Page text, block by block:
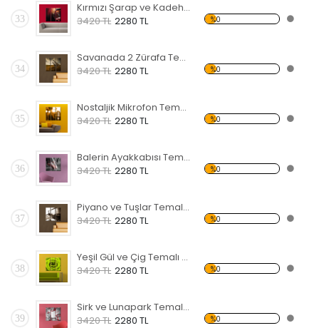
33
Kırmızı Şarap ve Kadeh Temalı Kanvas Tablo
3420 TL 2280 TL %0
34
Savanada 2 Zürafa Temalı Kanvas Tablo
3420 TL 2280 TL %0
35
Nostaljik Mikrofon Temalı Kanvas Tablo
3420 TL 2280 TL %0
36
Balerin Ayakkabısı Temalı Kanvas Tablo
3420 TL 2280 TL %0
37
Piyano ve Tuşlar Temalı Kanvas Tablo
3420 TL 2280 TL %0
38
Yeşil Gül ve Çig Temalı Kanvas Tablo
3420 TL 2280 TL %0
39
Sirk ve Lunapark Temalı Kanvas Tablo
3420 TL 2280 TL %0